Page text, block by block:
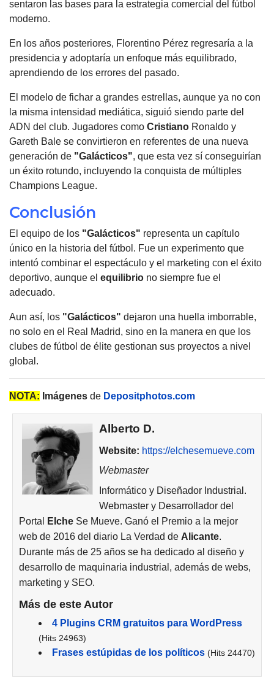
sentaron las bases para la estrategia comercial del fútbol
moderno.
En los años posteriores, Florentino Pérez regresaría a la
presidencia y adoptaría un enfoque más equilibrado,
aprendiendo de los errores del pasado.
El modelo de fichar a grandes estrellas, aunque ya no con
la misma intensidad mediática, siguió siendo parte del
ADN del club. Jugadores como Cristiano Ronaldo y
Gareth Bale se convirtieron en referentes de una nueva
generación de "Galácticos", que esta vez sí conseguirían
un éxito rotundo, incluyendo la conquista de múltiples
Champions League.
Conclusión
El equipo de los "Galácticos" representa un capítulo
único en la historia del fútbol. Fue un experimento que
intentó combinar el espectáculo y el marketing con el éxito
deportivo, aunque el equilibrio no siempre fue el
adecuado.
Aun así, los "Galácticos" dejaron una huella imborrable,
no solo en el Real Madrid, sino en la manera en que los
clubes de fútbol de élite gestionan sus proyectos a nivel
global.
NOTA: Imágenes de Depositphotos.com
Alberto D.
Website: https://elchesemueve.com
Webmaster
Informático y Diseñador Industrial.
Webmaster y Desarrollador del
Portal
Elche Se Mueve. Ganó el Premio a la mejor
web de 2016 del diario La Verdad de Alicante.
Durante más de 25 años se ha dedicado al diseño y
desarrollo de maquinaria industrial, además de webs,
marketing y SEO.
Más de este Autor
4 Plugins CRM gratuitos para WordPress
(Hits 24963)
Frases estúpidas de los políticos (Hits 24470)